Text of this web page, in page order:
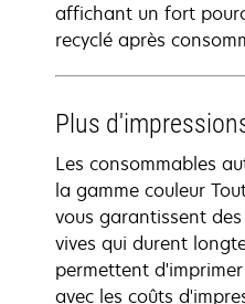
affichant un fort
recyclé après
Plus
Les consommables
la gamme couleur
vous garantissent
vives qui durent
permettent
avec les coûts